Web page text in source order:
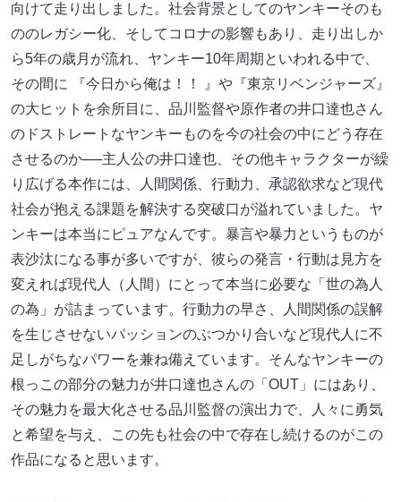
向けて走り出しました。社会背景としてのヤンキーそのも
ののレガシー化、そしてコロナの影響もあり、走り出しか
ら5年の歳月が流れ、ヤンキー10年周期といわれる中で、
その間に 『今日から俺は！！ 』や『東京リベンジャーズ』
の大ヒットを余所目に、品川監督や原作者の井口達也さん
のドストレートなヤンキーものを今の社会の中にどう存在
させるのか──主人公の井口達也、その他キャラクターが繰
り広げる本作には、人間関係、行動力、承認欲求など現代
社会が抱える課題を解決する突破口が溢れていました。ヤ
ンキーは本当にピュアなんです。暴言や暴力というものが
表沙汰になる事が多いですが、彼らの発言・行動は見方を
変えれば現代人（人間）にとって本当に必要な「世の為人
の為」が詰まっています。行動力の早さ、人間関係の誤解
を生じさせないパッションのぶつかり合いなど現代人に不
足しがちなパワーを兼ね備えています。そんなヤンキーの
根っこの部分の魅力が井口達也さんの「OUT」にはあり、
その魅力を最大化させる品川監督の演出力で、人々に勇気
と希望を与え、この先も社会の中で存在し続けるのがこの
作品になると思います。